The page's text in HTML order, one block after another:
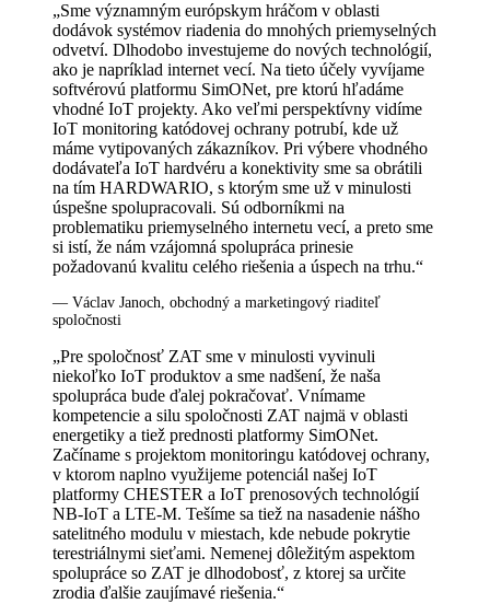
„Sme významným európskym hráčom v oblasti
dodávok systémov riadenia do mnohých priemyselných
odvetví. Dlhodobo investujeme do nových technológií,
ako je napríklad internet vecí. Na tieto účely vyvíjame
softvérovú platformu SimONet, pre ktorú hľadáme
vhodné IoT projekty. Ako veľmi perspektívny vidíme
IoT monitoring katódovej ochrany potrubí, kde už
máme vytipovaných zákazníkov. Pri výbere vhodného
dodávateľa IoT hardvéru a konektivity sme sa obrátili
na tím HARDWARIO, s ktorým sme už v minulosti
úspešne spolupracovali. Sú odborníkmi na
problematiku priemyselného internetu vecí, a preto sme
si istí, že nám vzájomná spolupráca prinesie
požadovanú kvalitu celého riešenia a úspech na trhu.“
— Václav Janoch, obchodný a marketingový riaditeľ
spoločnosti
„Pre spoločnosť ZAT sme v minulosti vyvinuli
niekoľko IoT produktov a sme nadšení, že naša
spolupráca bude ďalej pokračovať. Vnímame
kompetencie a silu spoločnosti ZAT najmä v oblasti
energetiky a tiež prednosti platformy SimONet.
Začíname s projektom monitoringu katódovej ochrany,
v ktorom naplno využijeme potenciál našej IoT
platformy CHESTER a IoT prenosových technológií
NB-IoT a LTE-M. Tešíme sa tiež na nasadenie nášho
satelitného modulu v miestach, kde nebude pokrytie
terestriálnymi sieťami. Nemenej dôležitým aspektom
spolupráce so ZAT je dlhodobosť, z ktorej sa určite
zrodia ďalšie zaujímavé riešenia.“